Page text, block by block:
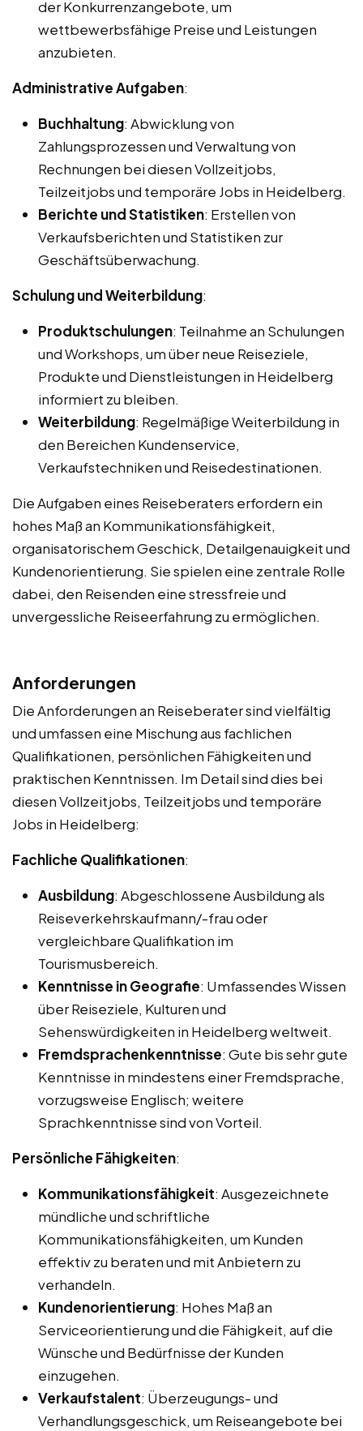
der Konkurrenzangebote, um
wettbewerbsfähige Preise und Leistungen
anzubieten.
Administrative Aufgaben:
Buchhaltung: Abwicklung von
Zahlungsprozessen und Verwaltung von
Rechnungen bei diesen Vollzeitjobs,
Teilzeitjobs und temporäre Jobs in Heidelberg.
Berichte und Statistiken: Erstellen von
Verkaufsberichten und Statistiken zur
Geschäftsüberwachung.
Schulung und Weiterbildung:
Produktschulungen: Teilnahme an Schulungen
und Workshops, um über neue Reiseziele,
Produkte und Dienstleistungen in Heidelberg
informiert zu bleiben.
Weiterbildung: Regelmäßige Weiterbildung in
den Bereichen Kundenservice,
Verkaufstechniken und Reisedestinationen.
Die Aufgaben eines Reiseberaters erfordern ein
hohes Maß an Kommunikationsfähigkeit,
organisatorischem Geschick, Detailgenauigkeit und
Kundenorientierung. Sie spielen eine zentrale Rolle
dabei, den Reisenden eine stressfreie und
unvergessliche Reiseerfahrung zu ermöglichen.
Anforderungen
Die Anforderungen an Reiseberater sind vielfältig
und umfassen eine Mischung aus fachlichen
Qualifikationen, persönlichen Fähigkeiten und
praktischen Kenntnissen. Im Detail sind dies bei
diesen Vollzeitjobs, Teilzeitjobs und temporäre
Jobs in Heidelberg:
Fachliche Qualifikationen:
Ausbildung: Abgeschlossene Ausbildung als
Reiseverkehrskaufmann/-frau oder
vergleichbare Qualifikation im
Tourismusbereich.
Kenntnisse in Geografie: Umfassendes Wissen
über Reiseziele, Kulturen und
Sehenswürdigkeiten in Heidelberg weltweit.
Fremdsprachenkenntnisse: Gute bis sehr gute
Kenntnisse in mindestens einer Fremdsprache,
vorzugsweise Englisch; weitere
Sprachkenntnisse sind von Vorteil.
Persönliche Fähigkeiten:
Kommunikationsfähigkeit: Ausgezeichnete
mündliche und schriftliche
Kommunikationsfähigkeiten, um Kunden
effektiv zu beraten und mit Anbietern zu
verhandeln.
Kundenorientierung: Hohes Maß an
Serviceorientierung und die Fähigkeit, auf die
Wünsche und Bedürfnisse der Kunden
einzugehen.
Verkaufstalent: Überzeugungs- und
Verhandlungsgeschick, um Reiseangebote bei